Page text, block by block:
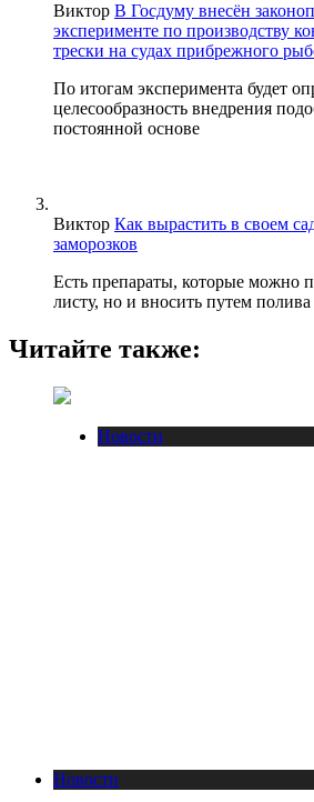
Виктор В Госдуму внесён
эксперименте по производству
трески на судах прибрежного
По итогам эксперимента будет
целесообразность внедрения
постоянной основе
Виктор Как вырастить в своем
заморозков
Есть препараты, которые можно
листу, но и вносить путем
Читайте также:
Новости
Новости